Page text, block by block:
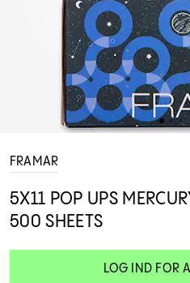
FRAMAR
5X11 POP UPS
500 SHEETS
LOG IND FOR